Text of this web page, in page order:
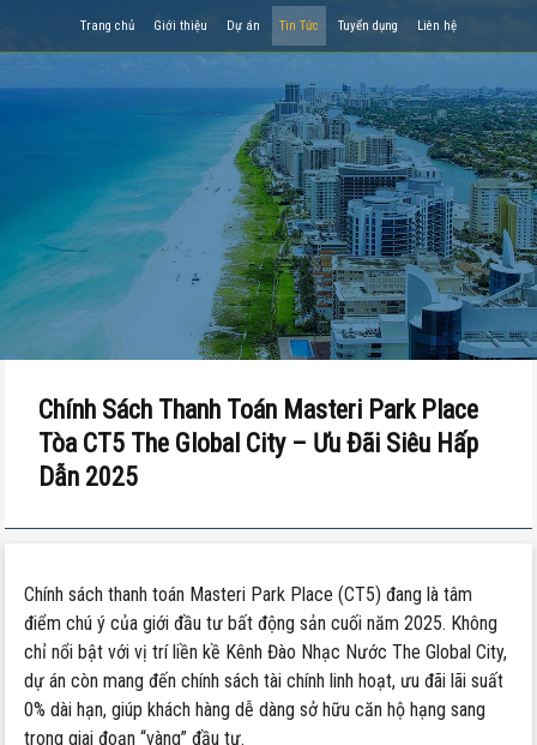
Trang chủ Giới thiệu Dự án Tin Tức Tuyển dụng Liên hệ
Chính Sách Thanh Toán Masteri Park Place
Tòa CT5 The Global City – Ưu Đãi Siêu Hấp
Dẫn 2025
Chính sách thanh toán Masteri Park Place (CT5) đang là tâm
điểm chú ý của giới đầu tư bất động sản cuối năm 2025. Không
chỉ nổi bật với vị trí liền kề Kênh Đào Nhạc Nước The Global City,
dự án còn mang đến chính sách tài chính linh hoạt, ưu đãi lãi suất
0% dài hạn, giúp khách hàng dễ dàng sở hữu căn hộ hạng sang
trong giai đoạn “vàng” đầu tư.